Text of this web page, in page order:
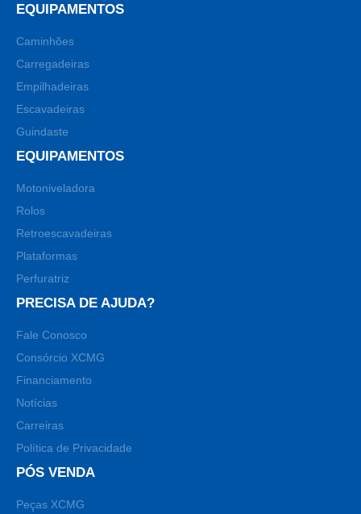
EQUIPAMENTOS
Caminhões
Carregadeiras
Empilhadeiras
Escavadeiras
Guindaste
EQUIPAMENTOS
Motoniveladora
Rolos
Retroescavadeiras
Plataformas
Perfuratriz
PRECISA DE AJUDA?
Fale Conosco
Consórcio XCMG
Financiamento
Notícias
Carreiras
Política de Privacidade
PÓS VENDA
Peças XCMG